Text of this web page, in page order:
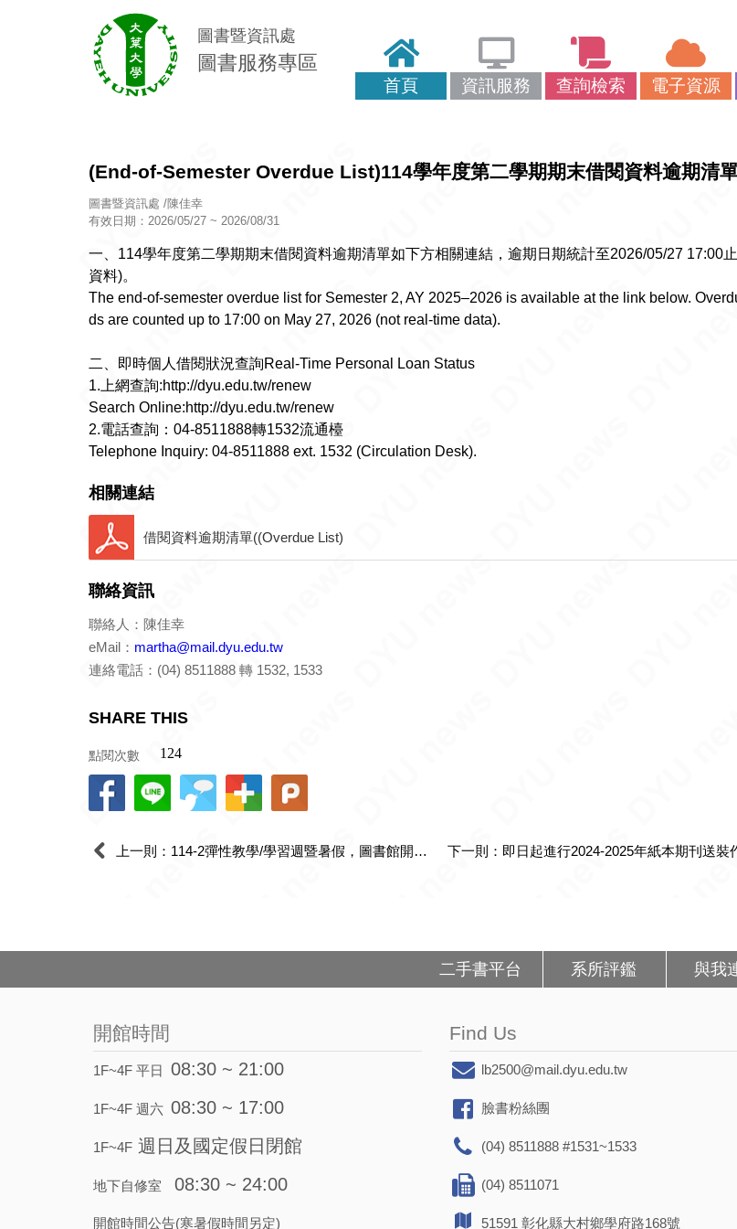
圖書暨資訊處
圖書服務專區
首頁 資訊服務 查詢檢索 電子資源
(End-of-Semester Overdue List)114學年度第二學期期末借閱資料逾期清
圖書暨資訊處 /陳佳幸
有效日期：2026/05/27 ~ 2026/08/31
一、114學年度第二學期期末借閱資料逾期清單如下方相關連結，逾期日期統計至2026/05/27 17:00
資料)。
The end-of-semester overdue list for Semester 2, AY 2025–2026 is available at the link below.
ds are counted up to 17:00 on May 27, 2026 (not real-time data).
二、即時個人借閱狀況查詢Real-Time Personal Loan Status
1.上網查詢:http://dyu.edu.tw/renew
Search Online:http://dyu.edu.tw/renew
2.電話查詢：04-8511888轉1532流通檯
Telephone Inquiry: 04-8511888 ext. 1532 (Circulation Desk).
相關連結
借閱資料逾期清單((Overdue List)
聯絡資訊
聯絡人：陳佳幸
eMail： martha@mail.dyu.edu.tw
連絡電話：(04) 8511888 轉 1532, 1533
SHARE THIS
點閱次數
上一則：114-2彈性教學/學習週暨暑假，圖書館開放時間(114-2 Flexible Teaching/Learning Week and Summer Library Opening Hours.)
二手書平台 系所評鑑 與我
開館時間
1F~4F 平日 08:30 ~ 21:00
1F~4F 週六 08:30 ~ 17:00
1F~4F 週日及國定假日閉館
地下自修室 08:30 ~ 24:00
開館時間公告(寒暑假時間另定)
Find Us
lb2500@mail.dyu.edu.tw
臉書粉絲團
(04) 8511888 #1531~1533
(04) 8511071
51591 彰化縣大村鄉學府路168號